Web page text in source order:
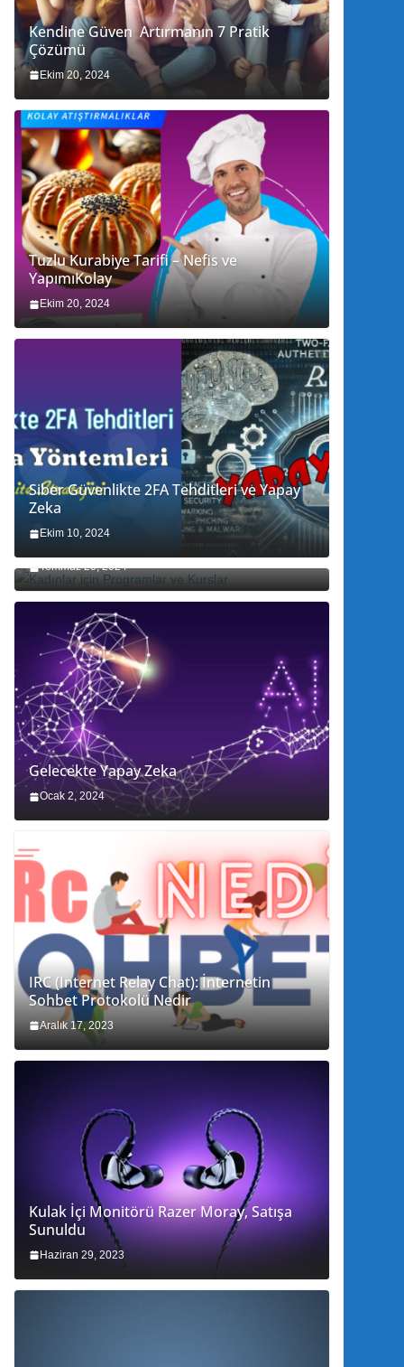
Kendine Güven Artırmanın 7 Pratik
Çözümü
Ekim 20, 2024
Tuzlu Kurabiye Tarifi – Nefis ve
YapımıKolay
Ekim 20, 2024
Siber Güvenlikte 2FA Tehditleri ve Yapay
Zeka
Ekim 10, 2024
Kadınlar için Programlar ve Kurslar
Temmuz 20, 2024
Gelecekte Yapay Zeka
Ocak 2, 2024
IRC (Internet Relay Chat): İnternetin
Sohbet Protokolü Nedir
Aralık 17, 2023
Kulak İçi Monitörü Razer Moray, Satışa
Sunuldu
Haziran 29, 2023